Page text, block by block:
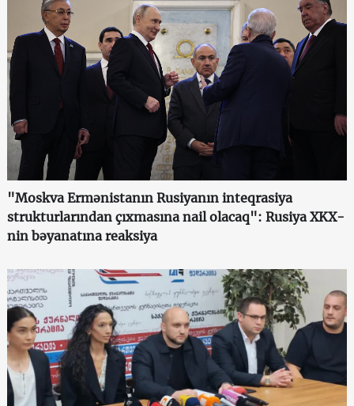
"Moskva Ermənistanın Rusiyanın inteqrasiya
strukturlarından çıxmasına nail olacaq": Rusiya XKX-
nin bəyanatına reaksiya